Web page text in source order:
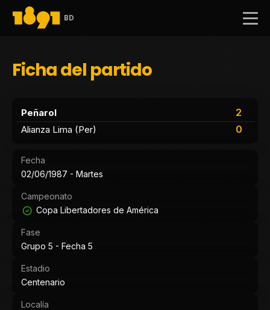
BD
Ficha del partido
Peñarol
2
0
Alianza Lima (Per)
Fecha
02/06/1987 - Martes
Campeonato
Copa Libertadores de América
Fase
Grupo 5 - Fecha 5
Estadio
Centenario
Localía